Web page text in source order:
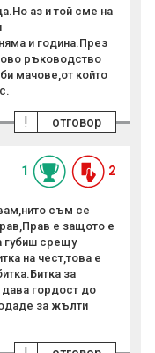
аз и той сме на
и година.През
ръководство
мачове,от който
отговор
!
1 2
съм се
е защото е
губиш срещу
на чест,това е
за
дава гордост до
за жълти